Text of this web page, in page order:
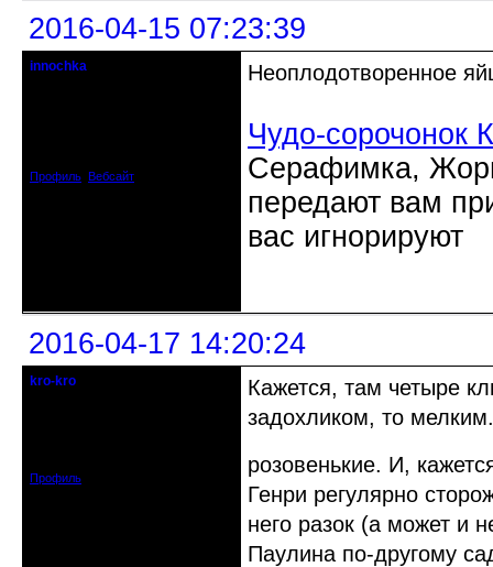
2016-04-15 07:23:39
innochka
Профиль Вебсайт
Неоплодотворенное
Чудо-сорочонок
Серафимка,
передают вам
вас игнорируют
2016-04-17 14:20:24
kro-kro
Профиль
Кажется, там четыре
задохликом, то
розовенькие. И,
Генри регулярно
него разок (а может и
Паулина по-другому